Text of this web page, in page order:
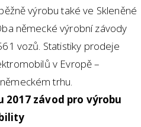
výrobu také ve Skleněné
německé výrobní závody
vozů. Statistiky prodeje
v Evropě –
trhu.
závod pro výrobu